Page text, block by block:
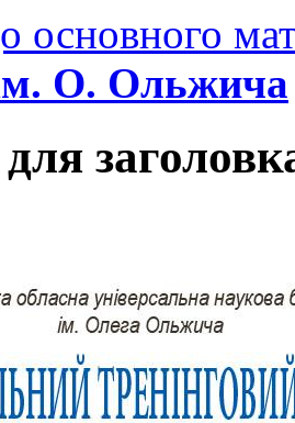
основного
О. Ольжича